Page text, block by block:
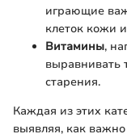
играющие
клеток кожи
Витамины,
выравнивать
старения.
Каждая из этих
выявляя, как